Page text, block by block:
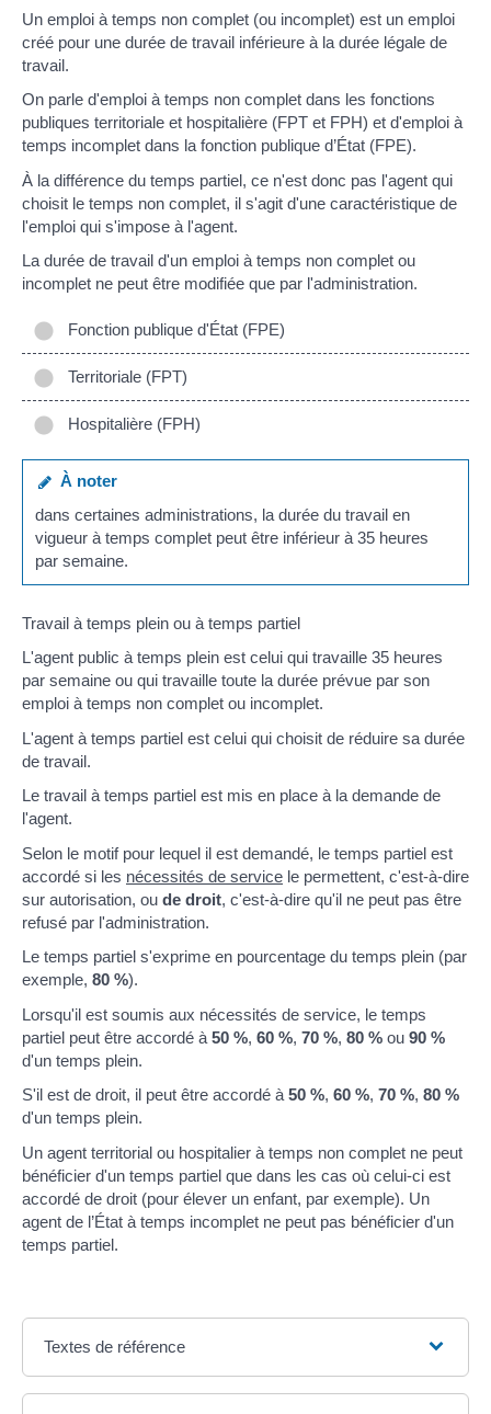
Un emploi à temps non complet (ou incomplet) est un emploi
créé pour une durée de travail inférieure à la durée légale de
travail.
On parle d'emploi à temps non complet dans les fonctions
publiques territoriale et hospitalière (FPT et FPH) et d'emploi à
temps incomplet dans la fonction publique d’État (FPE).
À la différence du temps partiel, ce n'est donc pas l'agent qui
choisit le temps non complet, il s'agit d'une caractéristique de
l'emploi qui s'impose à l'agent.
La durée de travail d'un emploi à temps non complet ou
incomplet ne peut être modifiée que par l'administration.
Fonction publique d'État (FPE)
Territoriale (FPT)
Hospitalière (FPH)
À noter
dans certaines administrations, la durée du travail en
vigueur à temps complet peut être inférieur à 35 heures
par semaine.
Travail à temps plein ou à temps partiel
L'agent public à temps plein est celui qui travaille 35 heures
par semaine ou qui travaille toute la durée prévue par son
emploi à temps non complet ou incomplet.
L'agent à temps partiel est celui qui choisit de réduire sa durée
de travail.
Le travail à temps partiel est mis en place à la demande de
l'agent.
Selon le motif pour lequel il est demandé, le temps partiel est
accordé si les nécessités de service le permettent, c'est-à-dire
sur autorisation, ou de droit, c'est-à-dire qu'il ne peut pas être
refusé par l'administration.
Le temps partiel s'exprime en pourcentage du temps plein (par
exemple, 80 %).
Lorsqu'il est soumis aux nécessités de service, le temps
partiel peut être accordé à 50 %, 60 %, 70 %, 80 % ou 90 %
d'un temps plein.
S'il est de droit, il peut être accordé à50 %, 60 %, 70 %, 80 %
d'un temps plein.
Un agent territorial ou hospitalier à temps non complet ne peut
bénéficier d'un temps partiel que dans les cas où celui-ci est
accordé de droit (pour élever un enfant, par exemple). Un
agent de l’État à temps incomplet ne peut pas bénéficier d'un
temps partiel.
Textes de référence